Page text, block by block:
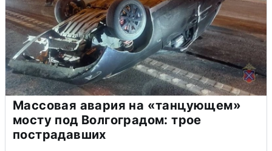
Массовая авария на «танцующем»
мосту под Волгоградом: трое
пострадавших